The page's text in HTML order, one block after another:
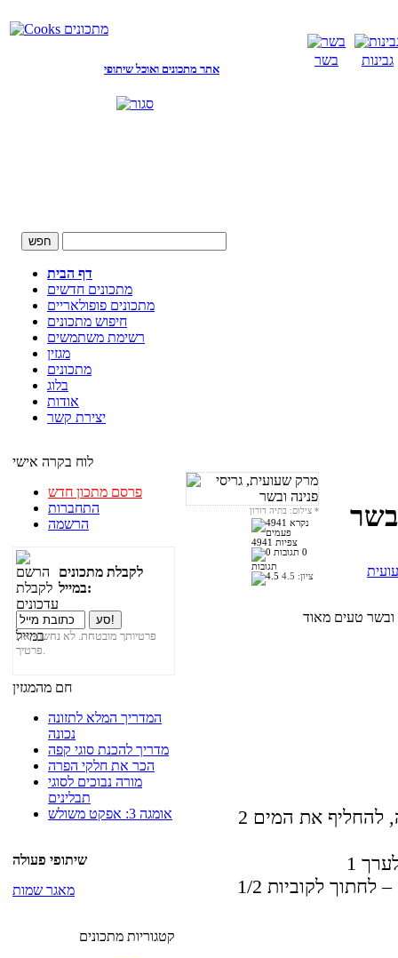
אתר מתכונים ואוכל שיתופי
בשר גבינות
דף הבית
מתכונים חדשים
מתכונים פופולאריים
חיפוש מתכונים
רשימת משתמשים
מגזין
מתכונים
בלוג
אודות
יצירת קשר
לוח בקרה אישי
פרסם מתכון חדש
התחברות
הרשמה
לקבלת מתכונים
במייל:
פרטיותך מובטחת. לא נחשוף את
פרטיך.
חם מהמגזין
המדריך המלא לתזונה
נכונה
מדריך להכנת סוגי קפה
הכר את חלקי הפרה
מורה נבוכים לסוגי
תבלינים
אומגה 3: אפקט משולש
שיתופי פעולה
מאגר שמות
קטגוריות מתכונים
*
4941 צפיות
0
תגובות
ציון: 4.5
2 כוסות שעועית לבנה מושרית כל הלילה, להחליף את המים